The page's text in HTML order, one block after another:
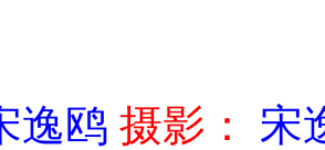
逸鸥 摄影： 宋